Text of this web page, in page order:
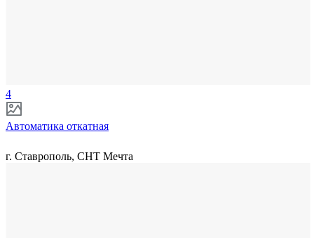
4
Автоматика откатная
г. Ставрополь, СНТ Мечта